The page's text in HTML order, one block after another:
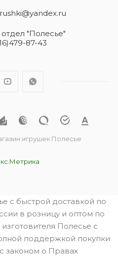
"Полесье"
87-43
игрушек Полесье
с быстрой доставкой по
в розницу и оптом по
Полесье с
поддержкой покупки
законом о Правах